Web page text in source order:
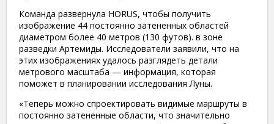
Команда развернула HORUS, чтобы получить
изображение 44 постоянно затененных областей
диаметром более 40 метров (130 футов). в зоне
разведки Артемиды. Исследователи заявили, что на
этих изображениях удалось разглядеть детали
метрового масштаба — информация, которая
поможет в планировании исследования Луны.
«Теперь можно спроектировать видимые маршруты в
постоянно затененные области, что значительно